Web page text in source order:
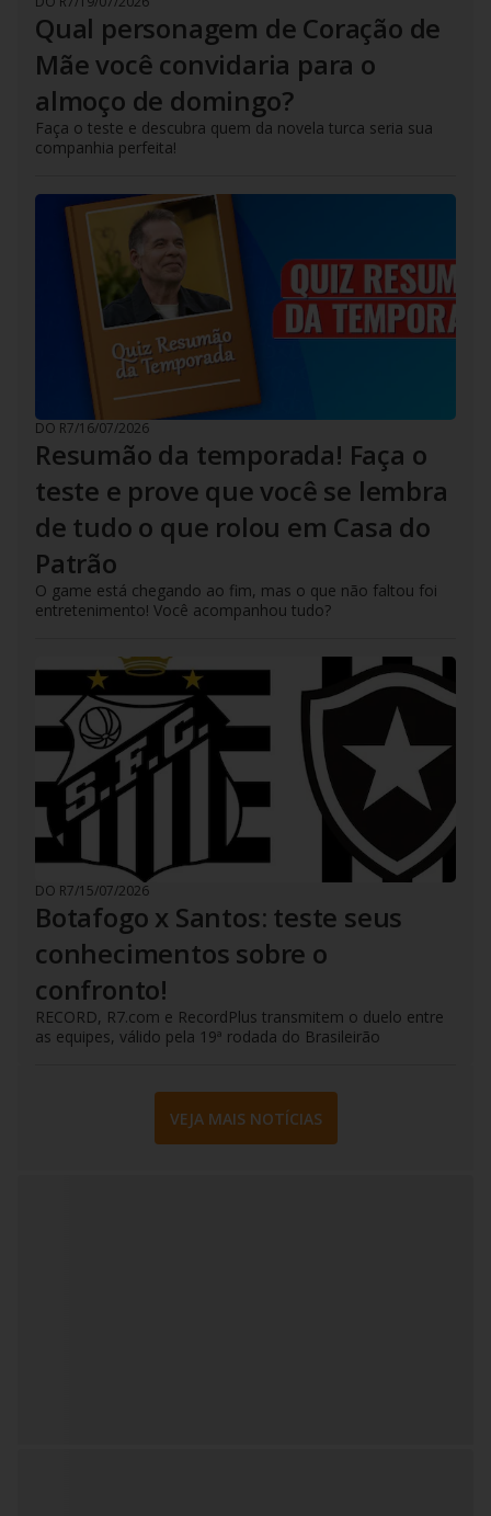
Qual personagem de Coração de
Mãe você convidaria para o
almoço de domingo?
Faça o teste e descubra quem da novela turca seria sua
companhia perfeita!
DO R7/16/07/2026
Resumão da temporada! Faça o
teste e prove que você se lembra
de tudo o que rolou em Casa do
Patrão
O game está chegando ao fim, mas o que não faltou foi
entretenimento! Você acompanhou tudo?
DO R7/15/07/2026
Botafogo x Santos: teste seus
conhecimentos sobre o
confronto!
RECORD, R7.com e RecordPlus transmitem o duelo entre
as equipes, válido pela 19ª rodada do Brasileirão
VEJA MAIS NOTÍCIAS